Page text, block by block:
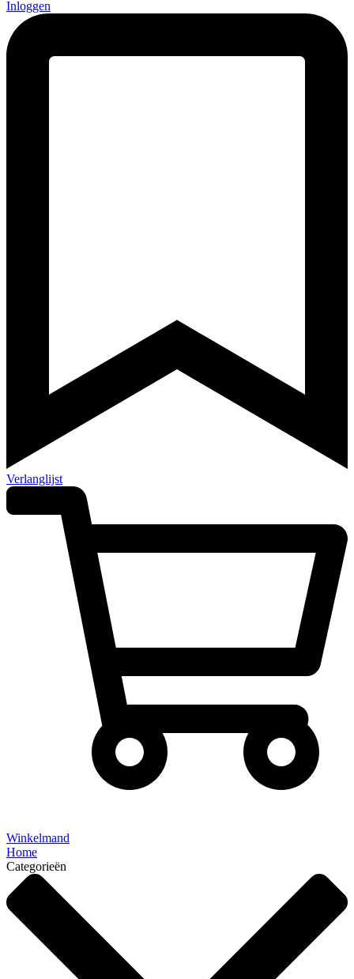
Inloggen
Verlanglijst
Winkelmand
Home
Categorieën